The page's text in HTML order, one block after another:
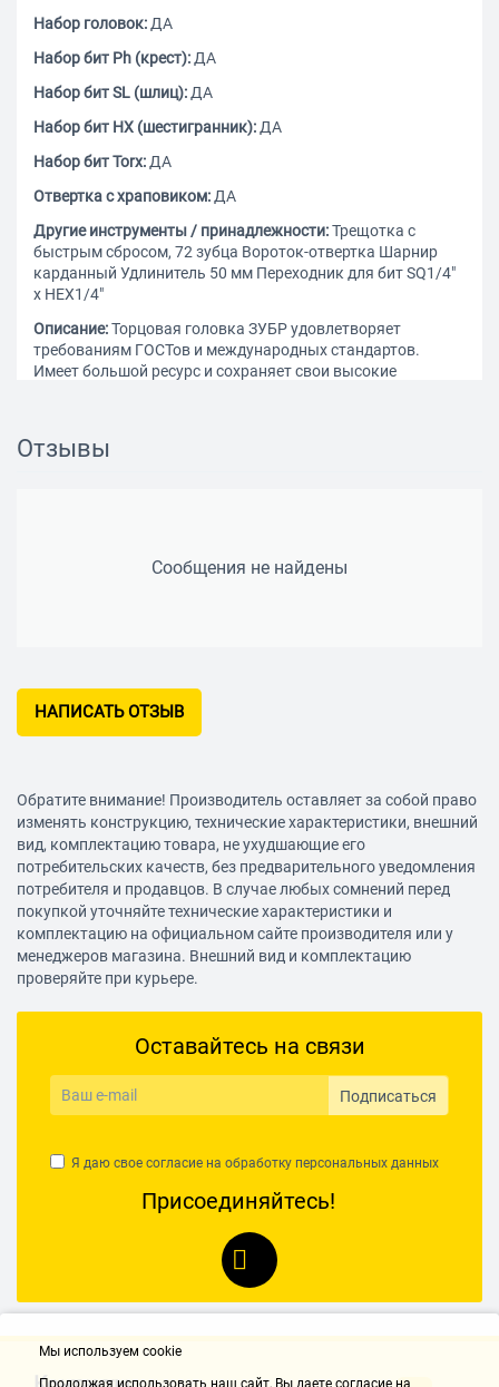
Набор головок:ДА
Набор бит Ph (крест):ДА
Набор бит SL (шлиц):ДА
Набор бит HX (шестигранник):ДА
Набор бит Torx:ДА
Отвертка с храповиком:ДА
Другие инструменты / принадлежности:Трещотка с
быстрым сбросом, 72 зубца Вороток-отвертка Шарнир
карданный Удлинитель 50 мм Переходник для бит SQ1/4"
x HEX1/4"
Описание:Торцовая головка ЗУБР удовлетворяет
требованиям ГОСТов и международных стандартов.
Имеет большой ресурс и сохраняет свои высокие
Отзывы
Сообщения не найдены
НАПИСАТЬ ОТЗЫВ
Обратите внимание! Производитель оставляет за собой право
изменять конструкцию, технические характеристики, внешний
вид, комплектацию товара, не ухудшающие его
потребительских качеств, без предварительного уведомления
потребителя и продавцов. В случае любых сомнений перед
покупкой уточняйте технические характеристики и
комплектацию на официальном сайте производителя или у
менеджеров магазина. Внешний вид и комплектацию
проверяйте при курьере.
Оставайтесь на связи
Подписаться
Я даю свое согласие на обработку персональных данных
Присоединяйтесь!
Мы используем cookie
Продолжая использовать наш cайт, Вы даете согласие на